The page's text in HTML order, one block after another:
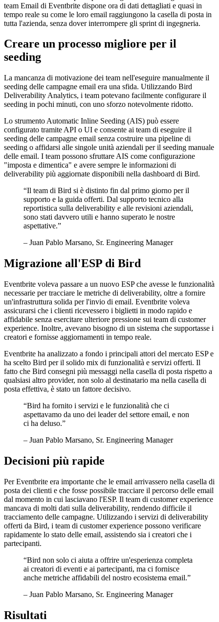
team Email di Eventbrite dispone ora di dati dettagliati e quasi in
tempo reale su come le loro email raggiungono la casella di posta in
tutta l'azienda, senza dover interrompere gli sprint di ingegneria.
Creare un processo migliore per il
seeding
La mancanza di motivazione dei team nell'eseguire manualmente il
seeding delle campagne email era una sfida. Utilizzando Bird
Deliverability Analytics, i team potevano facilmente configurare il
seeding in pochi minuti, con uno sforzo notevolmente ridotto.
Lo strumento Automatic Inline Seeding (AIS) può essere
configurato tramite API o UI e consente ai team di eseguire il
seeding delle campagne email senza costruire una pipeline di
seeding o affidarsi alle singole unità aziendali per il seeding manuale
delle email. I team possono sfruttare AIS come configurazione
"imposta e dimentica" e avere sempre le informazioni di
deliverability più aggiornate disponibili nella dashboard di Bird.
“Il team di Bird si è distinto fin dal primo giorno per il
supporto e la guida offerti. Dal supporto tecnico alla
reportistica sulla deliverability e alle revisioni aziendali,
sono stati davvero utili e hanno superato le nostre
aspettative.”
– Juan Pablo Marsano, Sr. Engineering Manager
Migrazione all'ESP di Bird
Eventbrite voleva passare a un nuovo ESP che avesse le funzionalità
necessarie per tracciare le metriche di deliverability, oltre a fornire
un'infrastruttura solida per l'invio di email. Eventbrite voleva
assicurarsi che i clienti ricevessero i biglietti in modo rapido e
affidabile senza esercitare ulteriore pressione sui team di customer
experience. Inoltre, avevano bisogno di un sistema che supportasse i
creatori e fornisse aggiornamenti in tempo reale.
Eventbrite ha analizzato a fondo i principali attori del mercato ESP e
ha scelto Bird per il solido mix di funzionalità e servizi offerti. Il
fatto che Bird consegni più messaggi nella casella di posta rispetto a
qualsiasi altro provider, non solo al destinatario ma nella casella di
posta effettiva, è stato un fattore decisivo.
“Bird ha fornito i servizi e le funzionalità che ci
aspettavamo da uno dei leader del settore email, e non
ci ha deluso.”
– Juan Pablo Marsano, Sr. Engineering Manager
Decisioni più rapide
Per Eventbrite era importante che le email arrivassero nella casella di
posta dei clienti e che fosse possibile tracciare il percorso delle email
dal momento in cui lasciavano l'ESP. Il team di customer experience
mancava di molti dati sulla deliverability, rendendo difficile il
tracciamento delle campagne. Utilizzando i servizi di deliverability
offerti da Bird, i team di customer experience possono verificare
rapidamente lo stato delle email, assistendo sia i creatori che i
partecipanti.
“Bird non solo ci aiuta a offrire un'esperienza completa
ai creatori di eventi e ai partecipanti, ma ci fornisce
anche metriche affidabili del nostro ecosistema email.”
– Juan Pablo Marsano, Sr. Engineering Manager
Risultati